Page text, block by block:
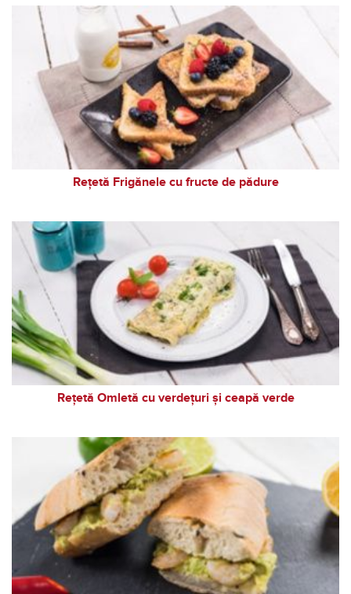
Rețetă Frigănele cu fructe de pădure
Rețetă Omletă cu verdețuri și ceapă verde